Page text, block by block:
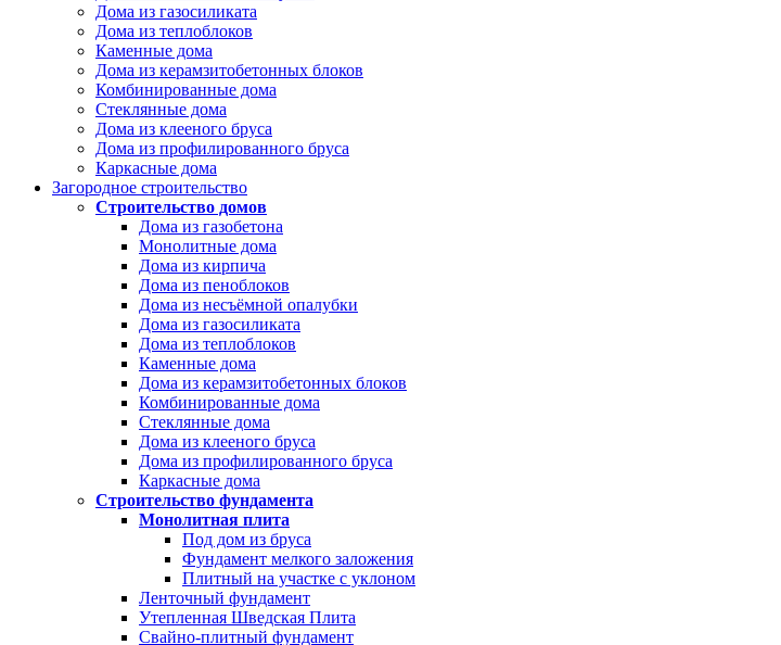
Дома из газосиликата
Дома из теплоблоков
Каменные дома
Дома из керамзитобетонных блоков
Комбинированные дома
Стеклянные дома
Дома из клееного бруса
Дома из профилированного бруса
Каркасные дома
Загородное строительство
Строительство домов
Дома из газобетона
Монолитные дома
Дома из кирпича
Дома из пеноблоков
Дома из несъёмной опалубки
Дома из газосиликата
Дома из теплоблоков
Каменные дома
Дома из керамзитобетонных блоков
Комбинированные дома
Стеклянные дома
Дома из клееного бруса
Дома из профилированного бруса
Каркасные дома
Строительство фундамента
Монолитная плита
Под дом из бруса
Фундамент мелкого заложения
Плитный на участке с уклоном
Ленточный фундамент
Утепленная Шведская Плита
Свайно-плитный фундамент